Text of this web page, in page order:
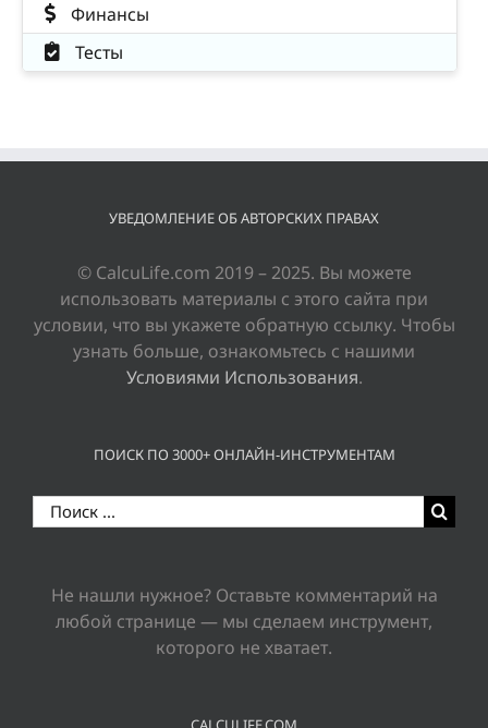
Финансы
Тесты
УВЕДОМЛЕНИЕ ОБ АВТОРСКИХ ПРАВАХ
© CalcuLife.com 2019 – 2025. Вы можете
использовать материалы с этого сайта при
условии, что вы укажете обратную ссылку. Чтобы
узнать больше, ознакомьтесь с нашими
Условиями Использования.
ПОИСК ПО 3000+ ОНЛАЙН-ИНСТРУМЕНТАМ
Результат
поиска:
Не нашли нужное? Оставьте комментарий на
любой странице — мы сделаем инструмент,
которого не хватает.